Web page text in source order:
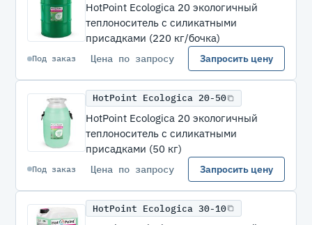
HotPoint Ecologica 20 экологичный
теплоноситель с силикатными
присадками (220 кг/бочка)
Под заказ Цена по запросу Запросить цену
HotPoint Ecologica 20-50
HotPoint Ecologica 20 экологичный
теплоноситель с силикатными
присадками (50 кг)
Под заказ Цена по запросу Запросить цену
HotPoint Ecologica 30-10